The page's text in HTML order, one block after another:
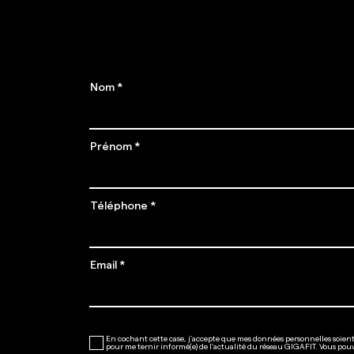
Nom
Prénom
En cochant cette case, j'accepte que mes données personnelles
pour me ternir informé(e) de l'actualité du réseau GIGAFIT. Vous
Email
Téléphone